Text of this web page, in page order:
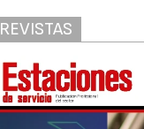
REVISTAS